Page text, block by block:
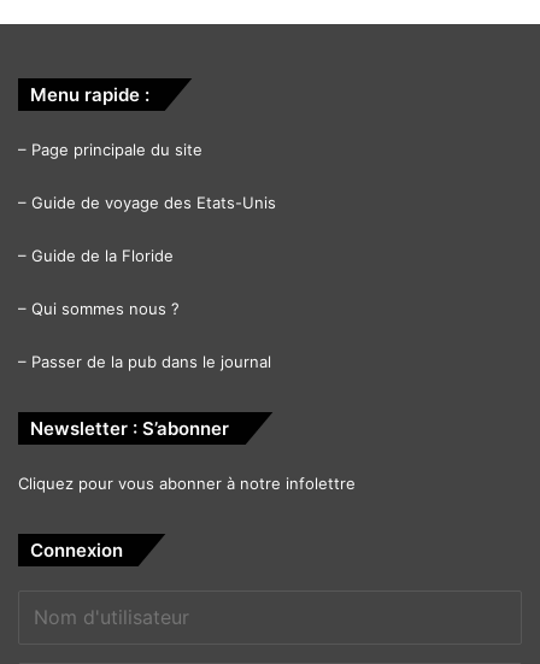
Menu rapide :
– Page principale du site
– Guide de voyage des Etats-Unis
– Guide de la Floride
– Qui sommes nous ?
– Passer de la pub dans le journal
Newsletter : S’abonner
Cliquez pour vous abonner à notre infolettre
Connexion